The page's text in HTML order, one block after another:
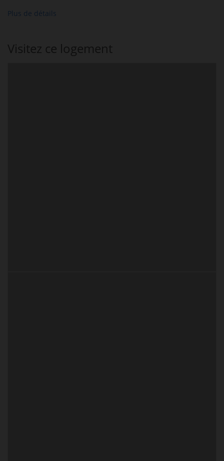
Plus de détails
Visitez ce logement